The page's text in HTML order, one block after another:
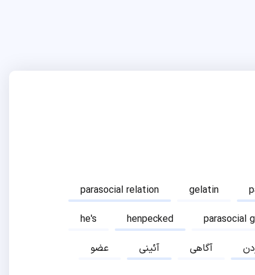
parasocial relation gelatin
he's
henpecked parasocial
عضو
آئینی آگاهی